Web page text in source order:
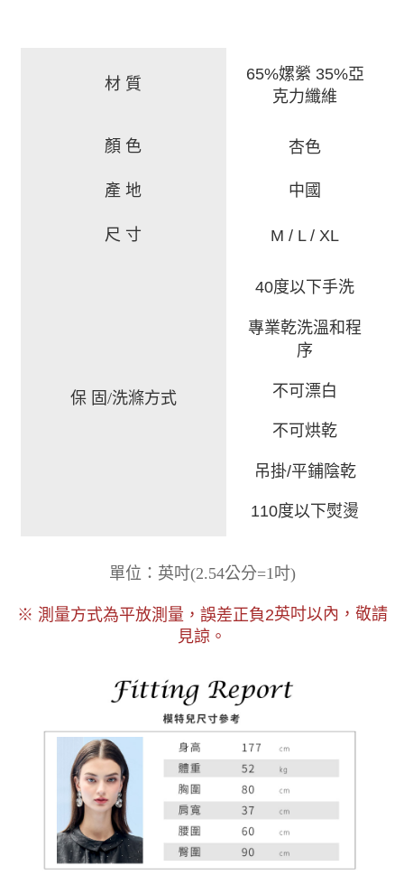
材 質
65%嫘縈 35%亞
克力纖維
顏 色 杏色
產 地 中國
尺 寸 M / L / XL
保 固/洗滌方式
40度以下手洗
專業乾洗溫和程
序
不可漂白
不可烘乾
吊掛/平鋪陰乾
110度以下熨燙
單位：英吋(2.54公分=1吋)
※ 測量方式為平放測量，誤差正負2英吋以內，敬請
見諒。